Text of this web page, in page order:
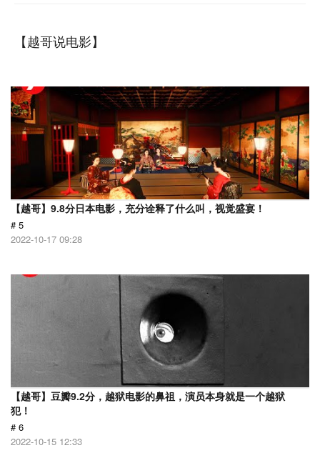
【越哥说电影】
【越哥】9.8分日本电影，充分诠释了什么叫，视觉盛宴！
# 5
2022-10-17 09:28
【越哥】豆瓣9.2分，越狱电影的鼻祖，演员本身就是一个越狱
犯！
# 6
2022-10-15 12:33